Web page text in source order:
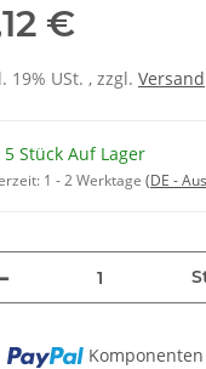
€
19% USt. , zzgl. Versand
5 Stück Auf Lager
1 - 2 Werktage (DE -